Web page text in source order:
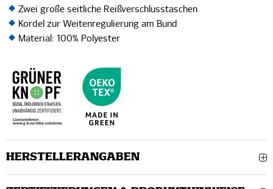
Zwei große seitliche Reißverschlusstaschen
Kordel zur Weitenregulierung am Bund
Material: 100% Polyester
HERSTELLERANGABEN